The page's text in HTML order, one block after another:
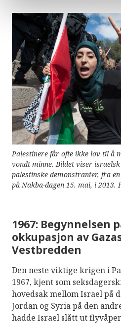
Palestinere får ofte ikke lov til å
vondt minne. Bildet viser
palestinske demonstranter, fra
på Nakba-dagen 15. mai, i
1967: Begynnelsen
okkupasjon av
Vestbredden
Den neste viktige krigen i
1967, kjent som
hovedsak mellom Israel på
Jordan og Syria på den
hadde Israel slått ut